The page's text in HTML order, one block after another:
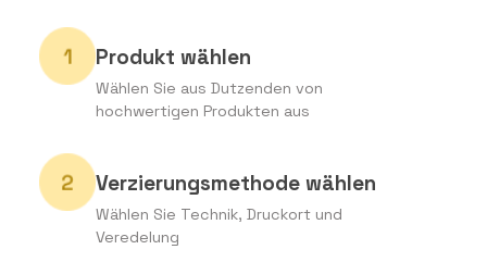
Produkt wählen
Wählen Sie aus Dutzenden von
hochwertigen Produkten aus
Verzierungsmethode wählen
Wählen Sie Technik, Druckort und
Veredelung